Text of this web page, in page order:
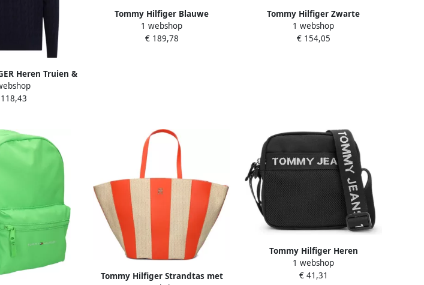
Heren Truien &
Cotton Cable Bttn
Tommy Hilfiger Blauwe
Schoudertas met Ritssluiting
Blue Dames
1 webshop
€ 189,78
Tommy Hilfiger Zwarte
Crossbody Tas met Kettingband
Blue Dames
1 webshop
€ 154,05
Tommy Hilfiger Strandtas met
Tommy Hilfiger Heren
Schoudertas Lente Zomer
Collectie Black Heren
1 webshop
€ 41,31